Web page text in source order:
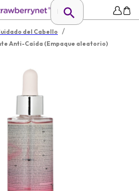
del Cabello /
Anti-Caída (Empaque aleatorio)